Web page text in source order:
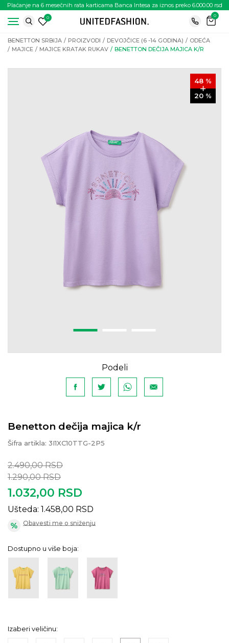
Plaćanje na 6 mesečnih rata karticama Banca Intesa za iznos preko 6.000.00 rsd
0
0
BENETTON SRBIJA PROIZVODI DEVOJČICE (6 -14 GODINA)
ODEĆA
MAJICE
MAJICE KRATAK RUKAV BENETTON DEČIJA MAJICA K/R
48 %
20 %
Podeli
Benetton dečija majica k/r
Šifra artikla: 3I1XC10TTG-2P5
2.490,00 RSD
1.290,00 RSD
1.032,00 RSD
Ušteda: 1.458,00 RSD
Obavesti me o sniženju
Dostupno u više boja:
Izaberi veličinu: